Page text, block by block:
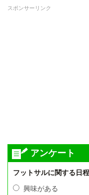
スポンサーリンク
アンケート
フットサルに関する日
興味がある